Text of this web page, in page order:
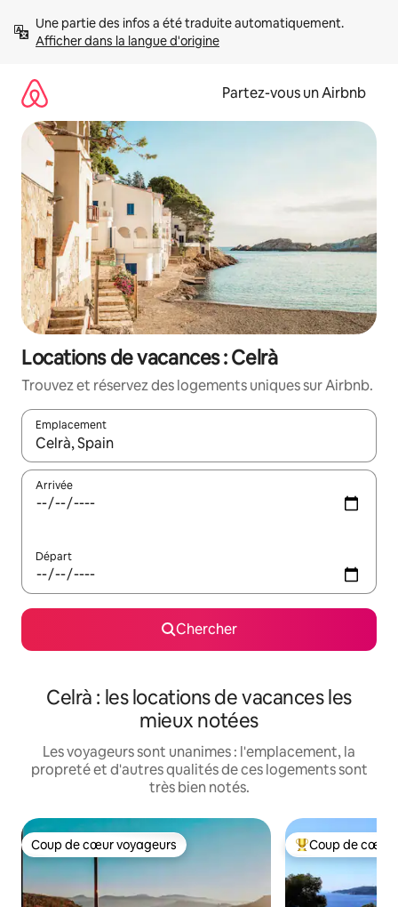
directement
Afficher dans la langue d'origine
Partez-vous un Airbnb
Locations de vacances : Celrà
Trouvez et réservez des logements uniques sur Airbnb.
Emplacement
Quand les résultats sont affichés, parcourez-les en utilisant
Arrivée
Départ
Chercher
Celrà : les locations de vacances les
mieux notées
Les voyageurs sont unanimes : l'emplacement, la
propreté et d'autres qualités de ces logements sont
très bien notés.
Coup de cœur voyageurs
Coup de cœur voyageurs Coup de cœur
Coup de cœur